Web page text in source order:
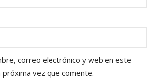
correo electrónico y web en este
próxima vez que comente.